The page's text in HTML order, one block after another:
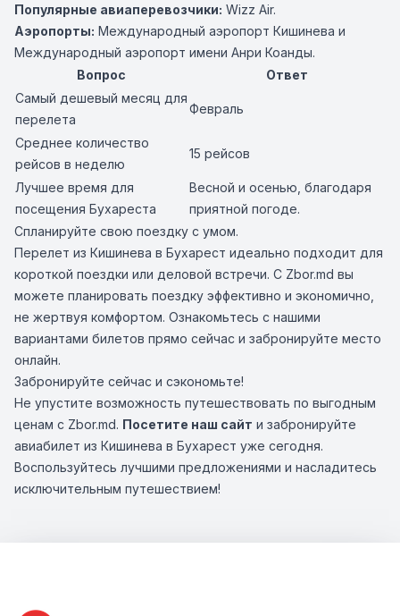
Популярные авиаперевозчики: Wizz Air.
Аэропорты: Международный аэропорт Кишинева и
Международный аэропорт имени Анри Коанды.
Вопрос
Ответ
Самый дешевый месяц для
перелета
Февраль
Среднее количество
рейсов в неделю
15 рейсов
Лучшее время для
посещения Бухареста
Весной и осенью, благодаря
приятной погоде.
Спланируйте свою поездку с умом.
Перелет из Кишинева в Бухарест идеально подходит для
короткой поездки или деловой встречи. С Zbor.md вы
можете планировать поездку эффективно и экономично,
не жертвуя комфортом. Ознакомьтесь с нашими
вариантами билетов прямо сейчас и забронируйте место
онлайн.
Забронируйте сейчас и сэкономьте!
Не упустите возможность путешествовать по выгодным
ценам с Zbor.md. Посетите наш сайт и забронируйте
авиабилет из Кишинева в Бухарест уже сегодня.
Воспользуйтесь лучшими предложениями и насладитесь
исключительным путешествием!